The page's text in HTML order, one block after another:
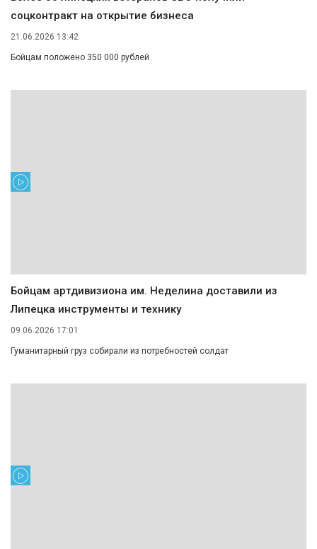
соцконтракт на открытие бизнеса
21.06.2026 13:42
Бойцам положено 350 000 рублей
Бойцам артдивизиона им. Неделина доставили из
Липецка инструменты и технику
09.06.2026 17:01
Гуманитарный груз собирали из потребностей солдат